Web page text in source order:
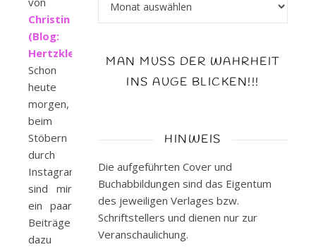
Christin
(Blog:
Hertzklecks)
Schon
heute
morgen,
beim
Stöbern
durch
Instagram
sind mir
ein paar
Beiträge
dazu
MAN MUSS DER WAHRHEIT
INS AUGE BLICKEN!!!
HINWEIS
Die aufgeführten Cover und
Buchabbildungen sind das Eigentum
des jeweiligen Verlages bzw.
Schriftstellers und dienen nur zur
Veranschaulichung.